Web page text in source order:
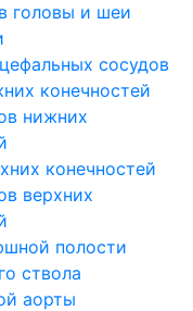
головы и шеи
сосудов
конечностей
нижних
конечностей
верхних
полости
ствола
аорты